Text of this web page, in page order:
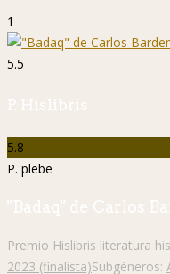
1
5.5
P. Hislibris
5.8
P. plebe
"Badaq" de Carlos
Premio Hislibris literatura
2023 (finalista)Subgéneros: